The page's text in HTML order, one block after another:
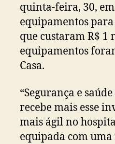
quinta-feira, 30,
equipamentos
que custaram R$ 1
equipamentos
Casa.
“Segurança e
recebe mais esse
mais ágil no
equipada com